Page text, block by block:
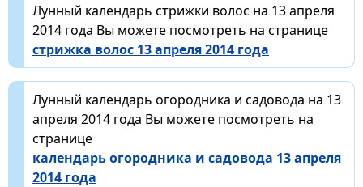
Лунный календарь стрижки волос на 13 апреля
2014 года Вы можете посмотреть на странице
стрижка волос 13 апреля 2014 года
Лунный календарь огородника и садовода на 13
апреля 2014 года Вы можете посмотреть на
странице
календарь огородника и садовода 13 апреля
2014 года